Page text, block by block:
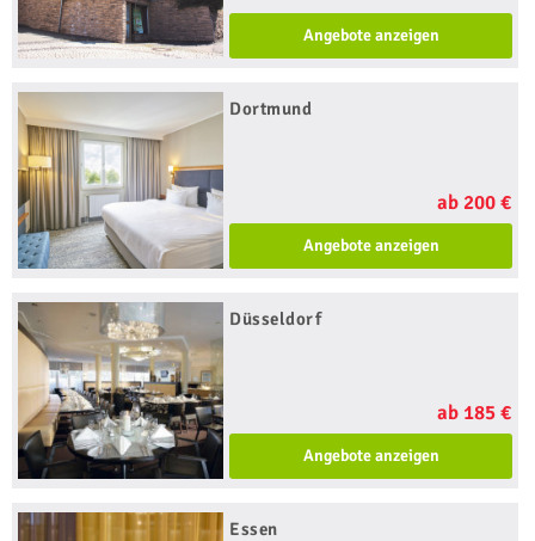
Angebote anzeigen
Dortmund
ab 200 €
Angebote anzeigen
Düsseldorf
ab 185 €
Angebote anzeigen
Essen